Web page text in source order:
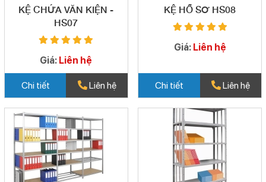
KỆ CHỨA VĂN KIỆN -
HS07
Giá: Liên hệ
Chi tiết Liên hệ
KỆ HỒ SƠ HS08
Giá: Liên hệ
Chi tiết Liên hệ